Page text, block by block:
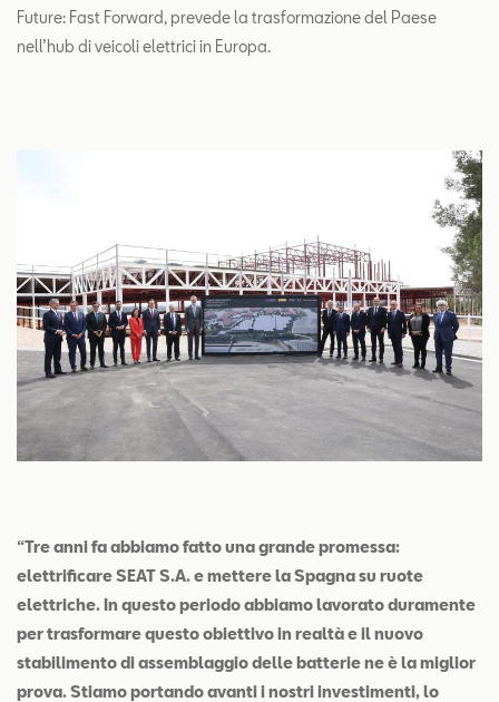
Future: Fast Forward, prevede la trasformazione del Paese
nell’hub di veicoli elettrici in Europa.
“Tre anni fa abbiamo fatto una grande promessa:
elettrificare SEAT S.A. e mettere la Spagna su ruote
elettriche. In questo periodo abbiamo lavorato duramente
per trasformare questo obiettivo in realtà e il nuovo
stabilimento di assemblaggio delle batterie ne è la miglior
prova. Stiamo portando avanti i nostri investimenti, lo